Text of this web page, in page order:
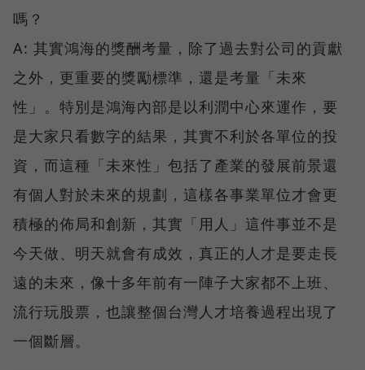
嗎？
A: 其實鴻海的獎酬考量，除了過去對公司的貢獻
之外，更重要的獎勵標準，還是考量「未來
性」。特別是鴻海內部是以利潤中心來運作，要
是大家只看數字的結果，其實不利於各單位的投
資，而這種「未來性」包括了產業的發展前景還
有個人對於未來的規劃，這樣各事業單位才會更
積極的佈局和創新，其實「用人」這件事並不是
今天做、明天就會有成效，真正的人才是要走長
遠的未來，像十多年前有一陣子大家都不上班、
流行玩股票，也讓整個台灣人才培養過程出現了
一個斷層。